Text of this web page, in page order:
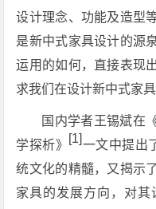
设计理念、功能及造型
是新中式家具设计的源
运用的如何，直接表现
求我们在设计新中式家
国内学者王锡斌在
学探析》 [1]一文中提出
统文化的精髓，又揭示
家具的发展方向，对